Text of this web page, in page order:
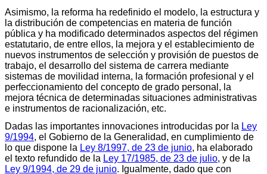
Asimismo, la reforma ha redefinido el modelo, la estructura y
la distribución de competencias en materia de función
pública y ha modificado determinados aspectos del régimen
estatutario, de entre ellos, la mejora y el establecimiento de
nuevos instrumentos de selección y provisión de puestos de
trabajo, el desarrollo del sistema de carrera mediante
sistemas de movilidad interna, la formación profesional y el
perfeccionamiento del concepto de grado personal, la
mejora técnica de determinadas situaciones administrativas
e instrumentos de racionalización, etc.
Dadas las importantes innovaciones introducidas por la Ley
9/1994, el Gobierno de la Generalidad, en cumplimiento de
lo que dispone la Ley 8/1997, de 23 de junio, ha elaborado
el texto refundido de la Ley 17/1985, de 23 de julio, y de la
Ley 9/1994, de 29 de junio. Igualmente, dado que con